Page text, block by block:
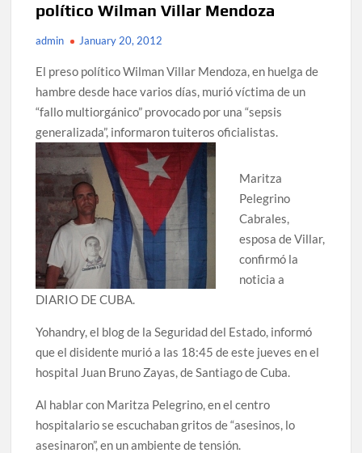
político Wilman Villar Mendoza
admin January 20, 2012
El preso político Wilman Villar Mendoza, en huelga de
hambre desde hace varios días, murió víctima de un
“fallo multiorgánico” provocado por una “sepsis
generalizada”, informaron tuiteros oficialistas.
Maritza
Pelegrino
Cabrales,
esposa de Villar,
confirmó la
noticia a
DIARIO DE CUBA.
Yohandry, el blog de la Seguridad del Estado, informó
que el disidente murió a las 18:45 de este jueves en el
hospital Juan Bruno Zayas, de Santiago de Cuba.
Al hablar con Maritza Pelegrino, en el centro
hospitalario se escuchaban gritos de “asesinos, lo
asesinaron”, en un ambiente de tensión.